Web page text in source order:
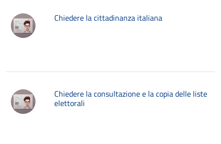
Chiedere la cittadinanza italiana
Chiedere la consultazione e la copia delle liste
elettorali